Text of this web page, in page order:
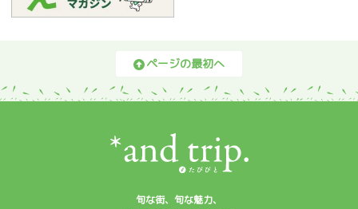
ページの最初へ
旬な街、旬な魅力、